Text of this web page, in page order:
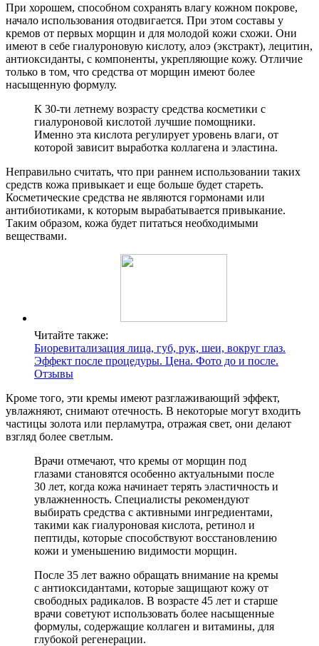
При хорошем, способном сохранять влагу кожном покрове,
начало использования отодвигается. При этом составы у
кремов от первых морщин и для молодой кожи схожи. Они
имеют в себе гиалуроновую кислоту, алоэ (экстракт), лецитин,
антиоксиданты, с компоненты, укрепляющие кожу. Отличие
только в том, что средства от морщин имеют более
насыщенную формулу.
К 30-ти летнему возрасту средства косметики с
гиалуроновой кислотой лучшие помощники.
Именно эта кислота регулирует уровень влаги, от
которой зависит выработка коллагена и эластина.
Неправильно считать, что при раннем использовании таких
средств кожа привыкает и еще больше будет стареть.
Косметические средства не являются гормонами или
антибиотиками, к которым вырабатывается привыкание.
Таким образом, кожа будет питаться необходимыми
веществами.
Читайте также:
Биоревитализация лица, губ, рук, шеи, вокруг глаз.
Эффект после процедуры. Цена. Фото до и после.
Отзывы
Кроме того, эти кремы имеют разглаживающий эффект,
увлажняют, снимают отечность. В некоторые могут входить
частицы золота или перламутра, отражая свет, они делают
взгляд более светлым.
Врачи отмечают, что кремы от морщин под
глазами становятся особенно актуальными после
30 лет, когда кожа начинает терять эластичность и
увлажненность. Специалисты рекомендуют
выбирать средства с активными ингредиентами,
такими как гиалуроновая кислота, ретинол и
пептиды, которые способствуют восстановлению
кожи и уменьшению видимости морщин.
После 35 лет важно обращать внимание на кремы
с антиоксидантами, которые защищают кожу от
свободных радикалов. В возрасте 45 лет и старше
врачи советуют использовать более насыщенные
формулы, содержащие коллаген и витамины, для
глубокой регенерации.